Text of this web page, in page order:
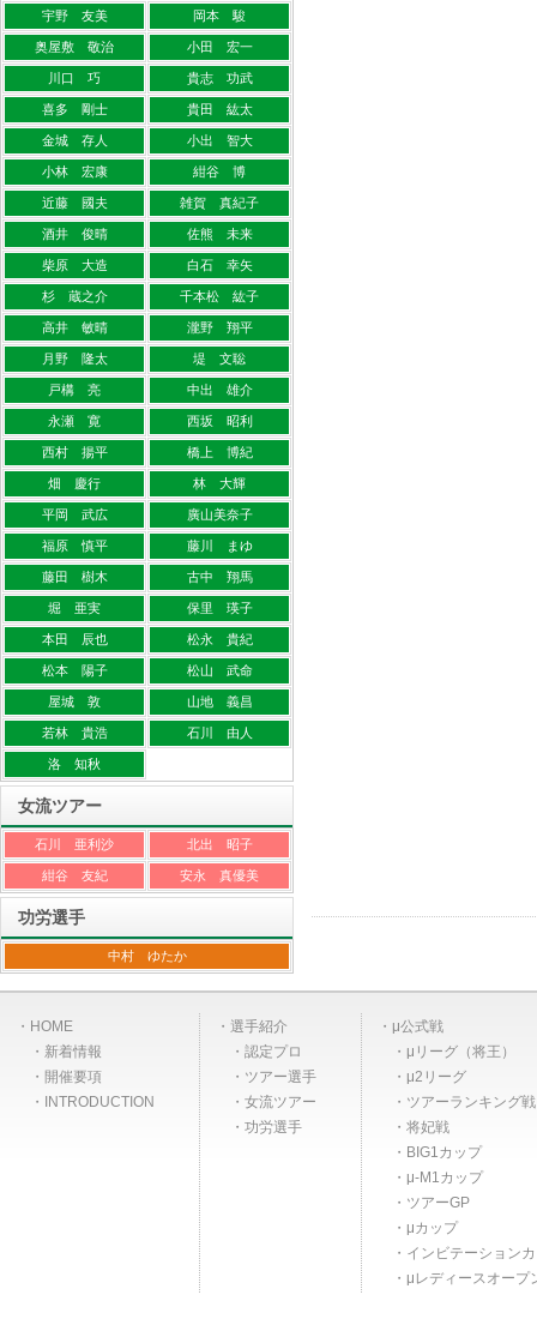
宇野 友美 岡本 駿
奥屋敷 敬治 小田 宏一
川口 巧 貴志 功武
喜多 剛士 貴田 紘太
金城 存人 小出 智大
小林 宏康 紺谷 博
近藤 國夫 雑賀 真紀子
酒井 俊晴 佐熊 未来
柴原 大造 白石 幸矢
杉 蔵之介 千本松 紘子
高井 敏晴 瀧野 翔平
月野 隆太 堤 文聡
戸構 亮 中出 雄介
永瀬 寛 西坂 昭利
西村 揚平 橋上 博紀
畑 慶行 林 大輝
平岡 武広 廣山美奈子
福原 慎平 藤川 まゆ
藤田 樹木 古中 翔馬
堀 亜実 保里 瑛子
本田 辰也 松永 貴紀
松本 陽子 松山 武命
屋城 敦 山地 義昌
若林 貴浩 石川 由人
洛 知秋
女流ツアー
石川 亜利沙 北出 昭子
紺谷 友紀 安永 真優美
功労選手
中村 ゆたか
HOME
新着情報
開催要項
INTRODUCTION
選手紹介
認定プロ
ツアー選手
女流ツアー
功労選手
μ公式戦
μリーグ（将王）
μ2リーグ
ツアーランキング
将妃戦
BIG1カップ
μ-M1カップ
ツアーGP
μカップ
インビテーション
μレディースオープ